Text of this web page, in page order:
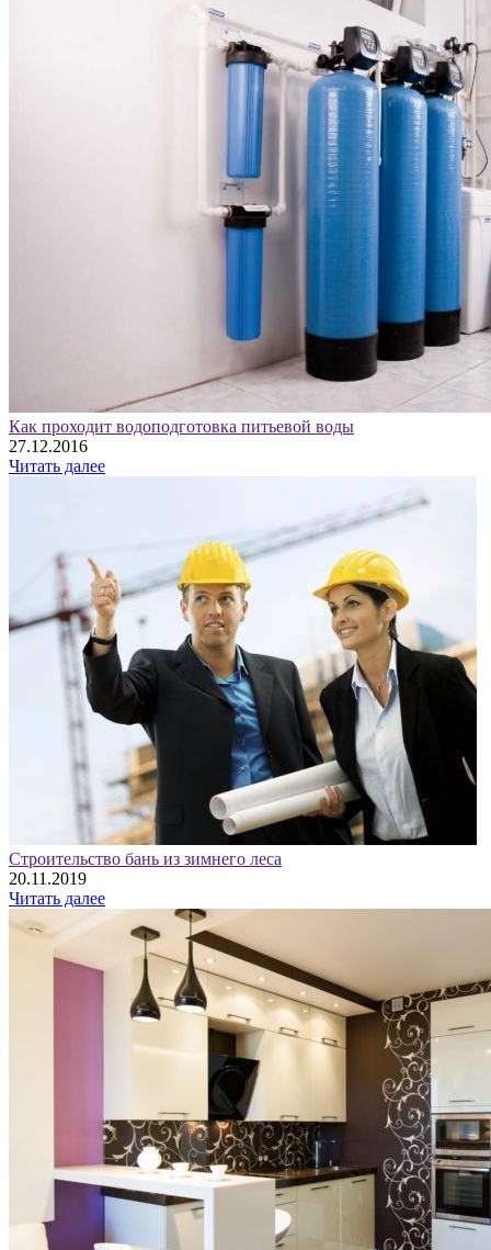
Как проходит водоподготовка питьевой воды
27.12.2016
Читать далее
Строительство бань из зимнего леса
20.11.2019
Читать далее